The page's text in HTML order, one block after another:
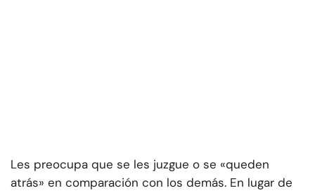
Les preocupa que se les juzgue o se «queden
atrás» en comparación con los demás. En lugar de